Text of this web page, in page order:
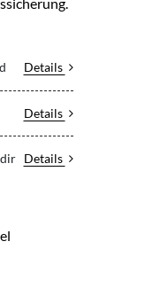
Details
Details
Details